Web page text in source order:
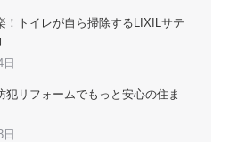
！トイレが自ら掃除するLIXILサテ
日
犯リフォームでもっと安心の住ま
日